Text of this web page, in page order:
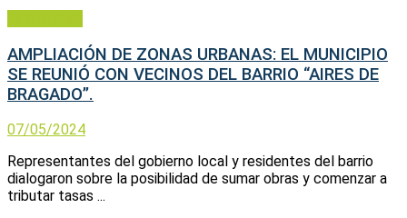
AMPLIACIÓN DE ZONAS URBANAS: EL MUNICIPIO
SE REUNIÓ CON VECINOS DEL BARRIO “AIRES DE
BRAGADO”.
07/05/2024
Representantes del gobierno local y residentes del barrio
dialogaron sobre la posibilidad de sumar obras y comenzar a
tributar tasas ...